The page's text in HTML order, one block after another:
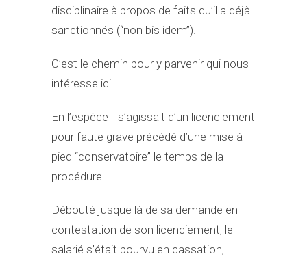
disciplinaire à propos de faits qu’il a déjà
sanctionnés (“non bis idem”).
C’est le chemin pour y parvenir qui nous
intéresse ici.
En l’espèce il s’agissait d’un licenciement
pour faute grave précédé d’une mise à
pied “conservatoire” le temps de la
procédure.
Débouté jusque là de sa demande en
contestation de son licenciement, le
salarié s’était pourvu en cassation,